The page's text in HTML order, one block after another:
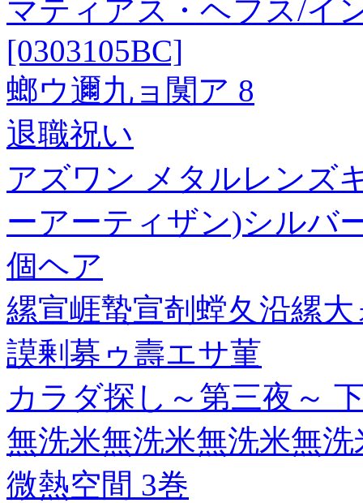
マティアス・ヘフス/イ
[0303105BC]
螂ウ邇九ョ闃ア 8
退職祝い
アズワン メタルレンズ
ーアーティザン)シルバ
個ヘア
縲宣崕蟄宣剞螳夂沿縲
謨剰募ゥ壽エサ菫
カラダ探し～第三夜～
無洗米無洗米無洗米無
微熱空間 3巻